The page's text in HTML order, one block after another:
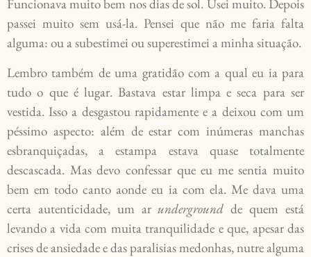
Funcionava muito bem nos dias de sol. Usei muito. Depois
passei muito sem usá-la. Pensei que não me faria falta
alguma: ou a subestimei ou superestimei a minha situação.
Lembro também de uma gratidão com a qual eu ia para
tudo o que é lugar. Bastava estar limpa e seca para ser
vestida. Isso a desgastou rapidamente e a deixou com um
péssimo aspecto: além de estar com inúmeras manchas
esbranquiçadas, a estampa estava quase totalmente
descascada. Mas devo confessar que eu me sentia muito
bem em todo canto aonde eu ia com ela. Me dava uma
certa autenticidade, um arunderground de quem está
levando a vida com muita tranquilidade e que, apesar das
crises de ansiedade e das paralisias medonhas, nutre alguma